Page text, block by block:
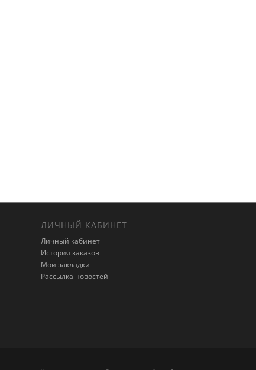
ЛИЧНЫЙ КАБИНЕТ
Личный кабинет
История заказов
Мои закладки
Рассылка новостей